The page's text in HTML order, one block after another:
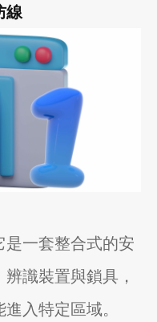
線
是一套整合式的安
識裝置與鎖具，
入特定區域。